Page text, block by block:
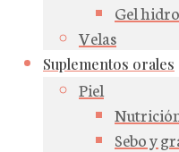
Gel
Velas
Suplementos orales
Piel
Sebo y